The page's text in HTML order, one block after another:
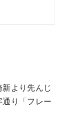
より先んじ
り「フレー